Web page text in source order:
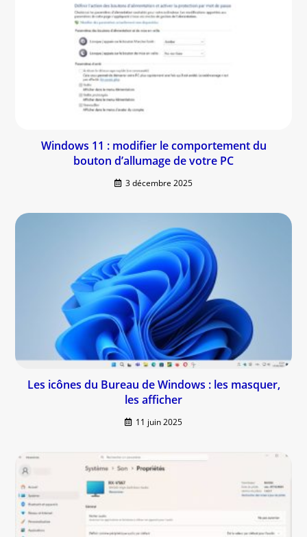
Windows 11 : modifier le comportement du
bouton d’allumage de votre PC
3 décembre 2025
Les icônes du Bureau de Windows : les masquer,
les afficher
11 juin 2025